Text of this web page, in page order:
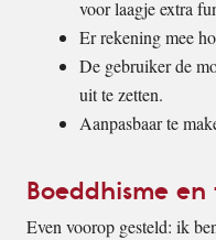
voor laagje extra
Er rekening mee
De gebruiker de
uit te zetten.
Aanpasbaar te
Boeddhisme
Even voorop gesteld: ik